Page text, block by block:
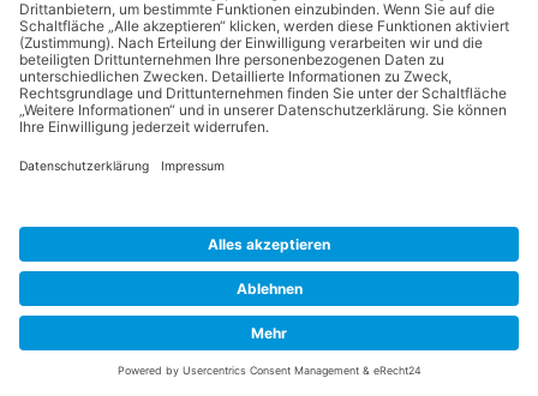
chiliSCHARF
Home Über uns Barrierefreiheit Sitemap
Impressum
Datenschutzerklärung